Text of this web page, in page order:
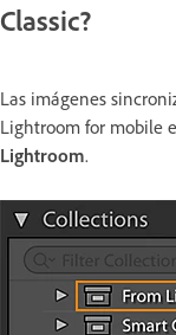
Classic?
Las imágenes
Lightroom for mobile
Lightroom.